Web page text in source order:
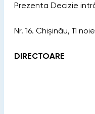
Prezenta Decizie
Nr. 16. Chișinău, 11
DIRECTOARE